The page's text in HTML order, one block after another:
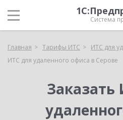
Система
Главная Тарифы ИТС
ИТС для
ИТС для удаленного офиса в Серове
Заказать